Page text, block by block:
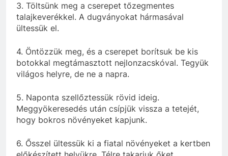
3. Töltsünk meg a cserepet tőzegmentes
talajkeverékkel. A dugványokat hármasával
ültessük el.
4. Öntözzük meg, és a cserepet borítsuk be kis
botokkal megtámasztott nejlonzacskóval. Tegyük
világos helyre, de ne a napra.
5. Naponta szellőztessük rövid ideig.
Meggyökeresedés után csípjük vissza a tetejét,
hogy bokros növényeket kapjunk.
6. Ősszel ültessük ki a fiatal növényeket a kertben